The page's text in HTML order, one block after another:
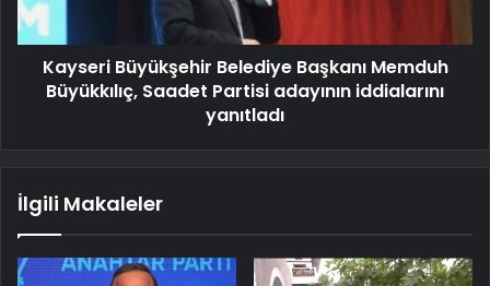
Kayseri Büyükşehir Belediye Başkanı Memduh
Büyükkılıç, Saadet Partisi adayının iddialarını
yanıtladı
İlgili Makaleler